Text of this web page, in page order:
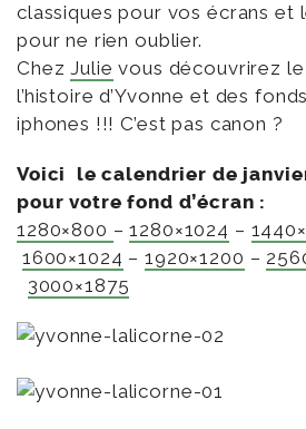
classiques pour vos écrans et
pour ne rien oublier.
ChezJulie vous découvrirez
l’histoire d’Yvonne et des
iphones !!! C’est pas canon ?
Voici le calendrier de
pour votre fond d’écran :
1280×800 –1280×1024 –
1600×1024 –1920×1200 –
3000×1875